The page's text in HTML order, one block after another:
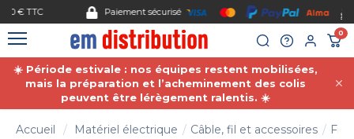
Paiement sécurisé
0
☀️ Période estivale : nos équipes restent mobilisées,
mais la préparation et l’acheminement des colis
peuvent être lérègement ralentis. ☀️
Accueil Matériel électrique Câble, fil et accessoires Fil
Gestion des cookies